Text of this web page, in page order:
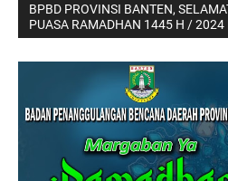
BPBD PROVINSI BANTEN,
PUASA RAMADHAN 1445 H / 2024